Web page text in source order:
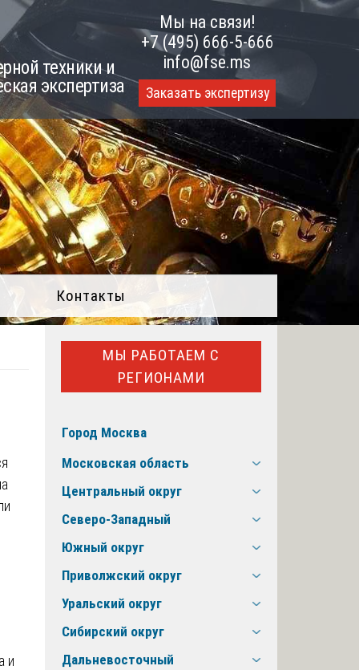
техники и
экспертиза
Мы на связи!
+7 (495) 666-5-666
info@fse.ms
Заказать экспертизу
Контакты
и
МЫ РАБОТАЕМ С
РЕГИОНАМИ
Город Москва
Московская область
Центральный округ
Северо-Западный
Южный округ
Приволжский округ
Уральский округ
Сибирский округ
Дальневосточный